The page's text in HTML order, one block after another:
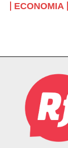
ECONOMIA